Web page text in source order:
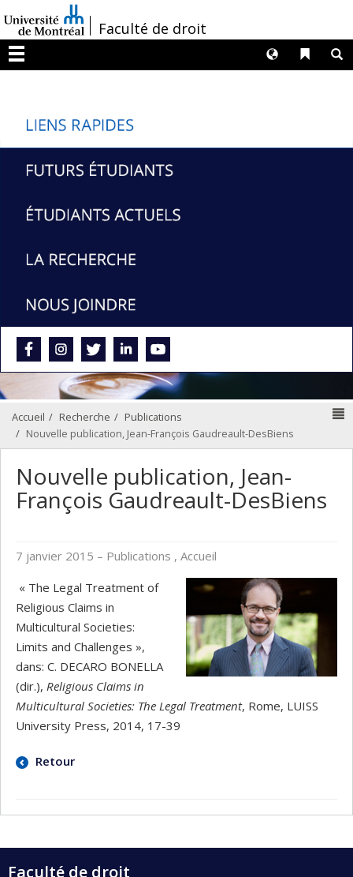
au
contenu
/Faculté de droit
Menu
Liens
Langues
Accueil Recherche
Publications
Nouvelle publication, Jean-François Gaudreault-DesBiens
Nouvelle publication, Jean-
François Gaudreault-DesBiens
7 janvier 2015 – Publications , Accueil
« The Legal Treatment of
Religious Claims in
Multicultural Societies:
Limits and Challenges »,
dans: C. DECARO BONELLA
(dir.), Religious Claims in
Multicultural Societies: The Legal Treatment, Rome, LUISS
University Press, 2014, 17-39
Retour
Faculté de droit